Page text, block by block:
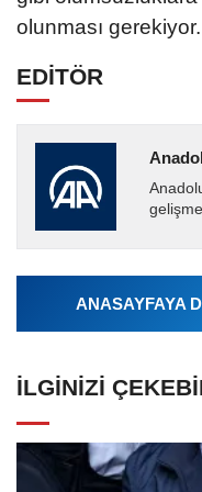
olunması gerekiyor.
EDİTÖR
ANASAYFAYA
İLGINIZI